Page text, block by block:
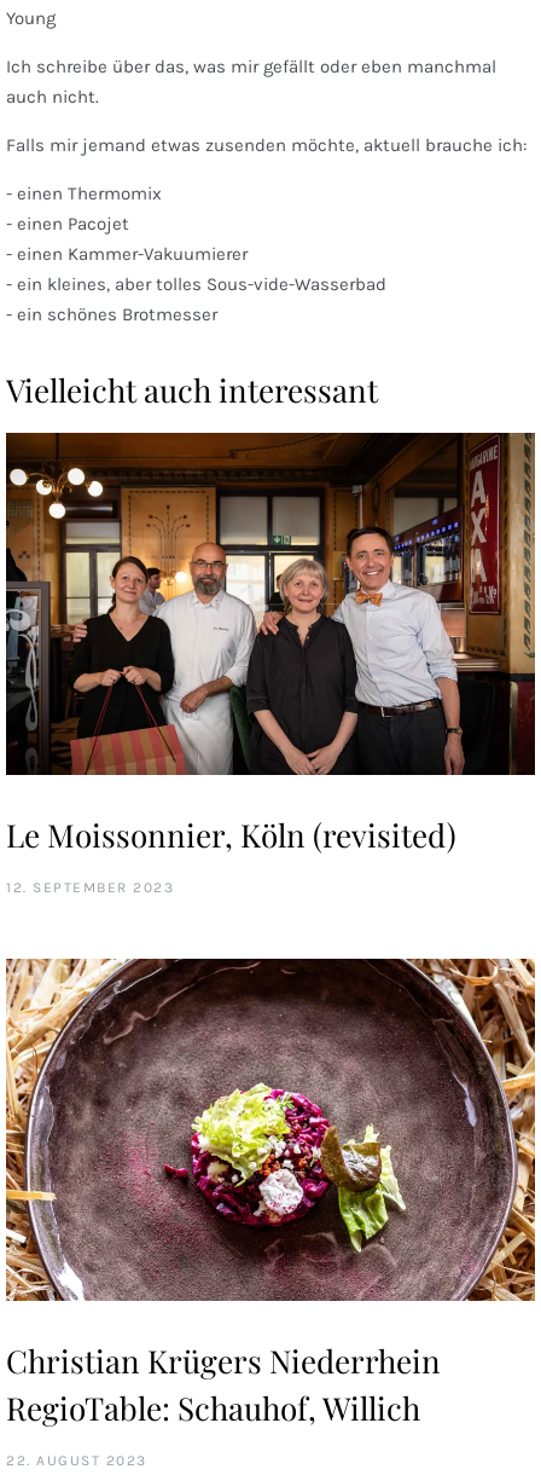
Young
Ich schreibe über das, was mir gefällt oder eben manchmal
auch nicht.
Falls mir jemand etwas zusenden möchte, aktuell brauche ich:
- einen Thermomix
- einen Pacojet
- einen Kammer-Vakuumierer
- ein kleines, aber tolles Sous-vide-Wasserbad
- ein schönes Brotmesser
Vielleicht auch interessant
Le Moissonnier, Köln (revisited)
12. SEPTEMBER 2023
Christian Krügers Niederrhein
RegioTable: Schauhof, Willich
22. AUGUST 2023